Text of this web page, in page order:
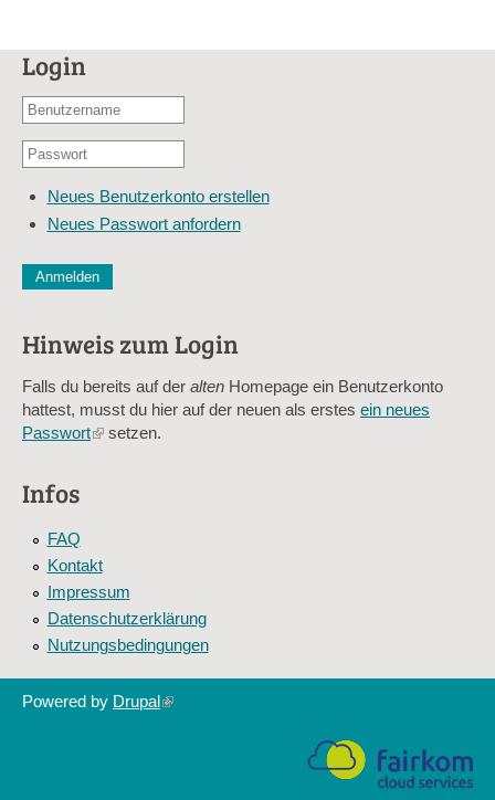
Login
Benutzername
E-
Adresse
Passwort
Neues Benutzerkonto erstellen
Neues Passwort anfordern
Diese Sicherheitsfrage überprüft, ob Sie ein menschlicher
Sag mir nicht, wie viele Sternlein stehen
Hinweis zum Login
Falls du bereits auf der alten Homepage ein Benutzerkonto
hattest, musst du hier auf der neuen als erstes ein neues
Passwort(linksetzen.
Infos
FAQ
Kontakt
Impressum
Datenschutzerklärung
Nutzungsbedingungen
Powered by Drupal(link